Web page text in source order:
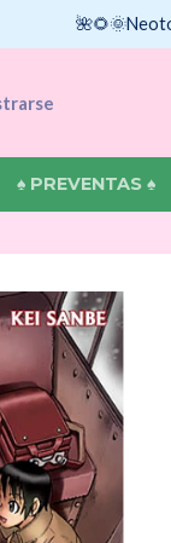
♠ PREVENTAS ♠